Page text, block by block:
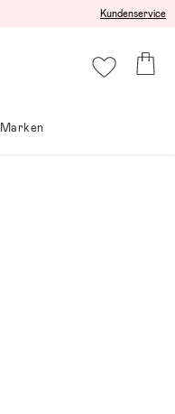
Kundenservice
Marken